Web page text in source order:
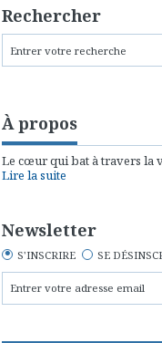
Rechercher
À propos
Le cœur qui bat à travers la
Lire la suite
Newsletter
S'INSCRIRE SE